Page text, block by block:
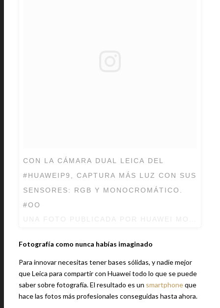
CON LA CÁMARA DUAL LEICA DEL
#HUAWEIP9, CAPTURA MÁS LUZ CON SUS
SENSORES: RGB Y MONOCROMÁTICO.
#OO
Fotografía como nunca habías imaginado
Para innovar necesitas tener bases sólidas, y nadie mejor
que Leica para compartir con Huawei todo lo que se puede
saber sobre fotografía. El resultado es un smartphoneque
hace las fotos más profesionales conseguidas hasta ahora.